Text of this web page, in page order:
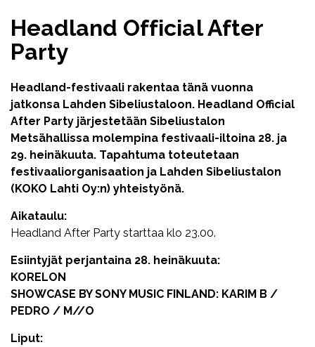
Headland Official After
Party
Headland-festivaali rakentaa tänä vuonna
jatkonsa Lahden Sibeliustaloon. Headland Official
After Party järjestetään Sibeliustalon
Metsähallissa molempina festivaali-iltoina 28. ja
29. heinäkuuta. Tapahtuma toteutetaan
festivaaliorganisaation ja Lahden Sibeliustalon
(KOKO Lahti Oy:n) yhteistyönä.
Aikataulu:
Headland After Party starttaa klo 23.00.
Esiintyjät perjantaina 28. heinäkuuta:
KORELON
SHOWCASE BY SONY MUSIC FINLAND: KARIM B /
PEDRO / M//O
Liput: